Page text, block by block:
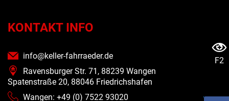
KONTAKT INFO
info@keller-fahrraeder.de
Ravensburger Str. 71, 88239 Wangen
Spatenstraße 20, 88046 Friedrichshafen
Wangen: +49 (0) 7522 93020
F2